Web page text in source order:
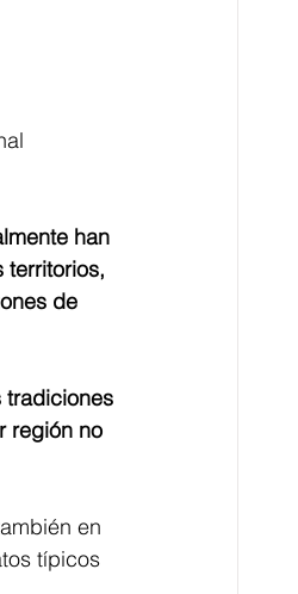
han
territorios,
de
tradiciones
región no
en
típicos